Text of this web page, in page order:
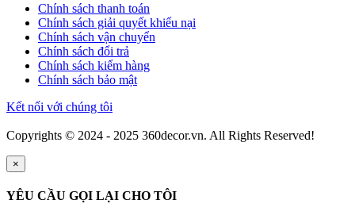
Chính sách thanh toán
Chính sách giải quyết khiếu nại
Chính sách vận chuyển
Chính sách đổi trả
Chính sách kiểm hàng
Chính sách bảo mật
Kết nối với chúng tôi
Copyrights © 2024 - 2025 360decor.vn. All Rights Reserved!
×
YÊU CẦU GỌI LẠI CHO TÔI